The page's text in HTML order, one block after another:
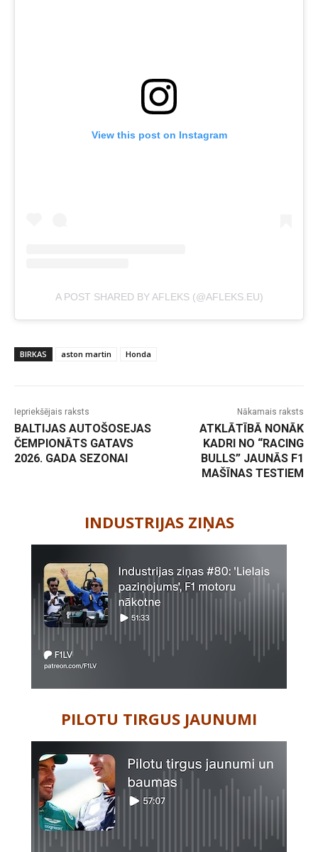
View this post on Instagram
A POST SHARED BY AFLEKS (@AFLEKS.EU)
BIRKAS aston martin Honda
Iepriekšējais raksts
BALTIJAS AUTOŠOSEJAS
ČEMPIONĀTS GATAVS
2026. GADA SEZONAI
Nākamais raksts
ATKLĀTĪBĀ NONĀK
KADRI NO “RACING
BULLS” JAUNĀS F1
MAŠĪNAS TESTIEM
INDUSTRIJAS ZIŅAS
PILOTU TIRGUS JAUNUMI